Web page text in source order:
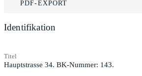
PDF-EXPORT
Identifikation
Titel
Hauptstrasse 34. BK-Nummer: 143.